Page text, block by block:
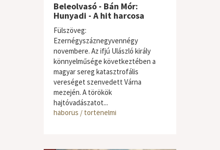
Beleolvasó - Bán Mór:
Hunyadi - A hit harcosa
Fülszöveg:
Ezernégyszáznegyvennégy
novembere. Az ifjú Ulászló király
könnyelműsége következtében a
magyar sereg katasztrofális
vereséget szenvedett Várna
mezején. A törökök
hajtóvadászatot...
háborús / történelmi